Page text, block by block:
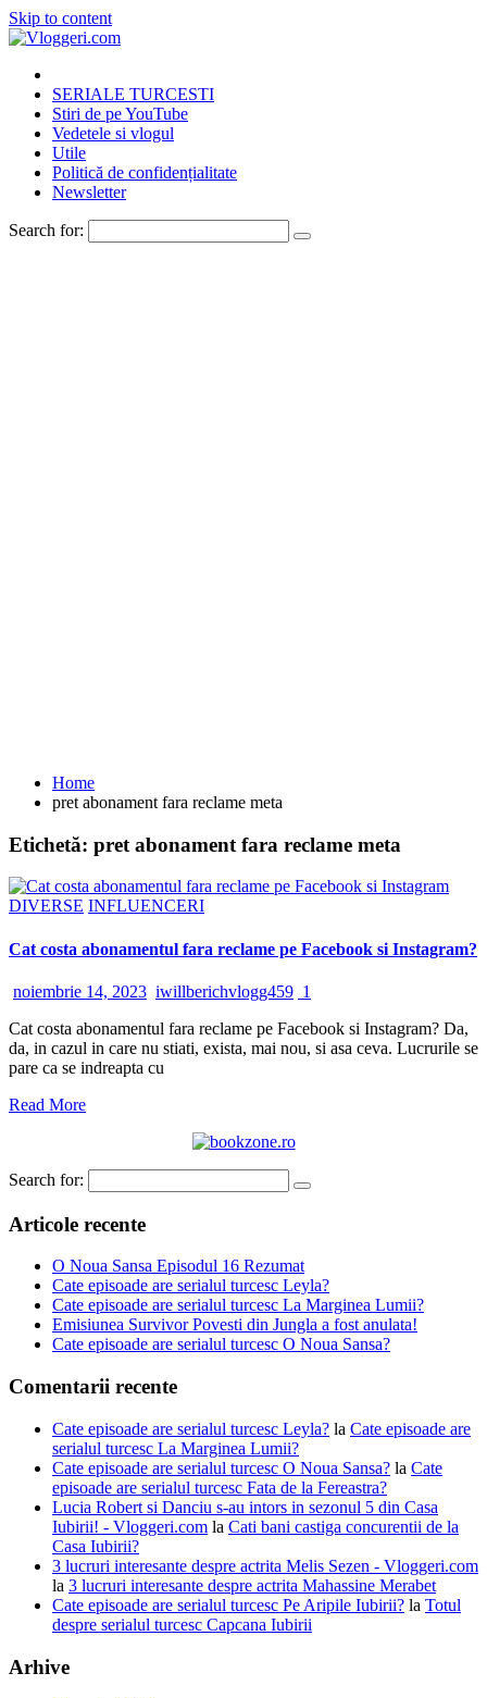
Skip to content
SERIALE TURCESTI
Stiri de pe YouTube
Vedetele si vlogul
Utile
Politică de confidențialitate
Newsletter
Search for:
Home
pret abonament fara reclame meta
Etichetă: pret abonament fara reclame meta
DIVERSE INFLUENCERI
Cat costa abonamentul fara reclame pe Facebook si Instagram?
noiembrie 14, 2023 iwillberichvlogg459 1
Cat costa abonamentul fara reclame pe Facebook si Instagram? Da,
da, in cazul in care nu stiati, exista, mai nou, si asa ceva. Lucrurile se
pare ca se indreapta cu
Read More
Search for:
Articole recente
O Noua Sansa Episodul 16 Rezumat
Cate episoade are serialul turcesc Leyla?
Cate episoade are serialul turcesc La Marginea Lumii?
Emisiunea Survivor Povesti din Jungla a fost anulata!
Cate episoade are serialul turcesc O Noua Sansa?
Comentarii recente
Cate episoade are serialul turcesc Leyla? la Cate episoade are
serialul turcesc La Marginea Lumii?
Cate episoade are serialul turcesc O Noua Sansa? la Cate
episoade are serialul turcesc Fata de la Fereastra?
Lucia Robert si Danciu s-au intors in sezonul 5 din Casa
Iubirii! - Vloggeri.com la Cati bani castiga concurentii de la
Casa Iubirii?
3 lucruri interesante despre actrita Melis Sezen - Vloggeri.com
la 3 lucruri interesante despre actrita Mahassine Merabet
Cate episoade are serialul turcesc Pe Aripile Iubirii? la Totul
despre serialul turcesc Capcana Iubirii
Arhive